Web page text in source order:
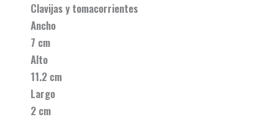
Clavijas y tomacorrientes
Ancho
7 cm
Alto
11.2 cm
Largo
2 cm